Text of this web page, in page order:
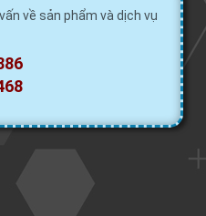
về sản phẩm và dịch vụ